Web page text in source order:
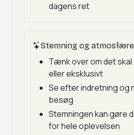
dagens ret
Stemning og atmosfære
Tænk over om det
eller eksklusivt
Se efter indretning og
besøg
Stemningen kan gøre
for hele oplevelsen